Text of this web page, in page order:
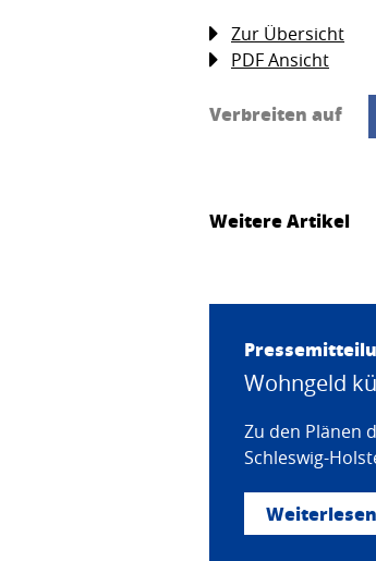
Zur Übersicht
PDF Ansicht
Verbreiten auf
Weitere Artikel
Wohngeld
Zu den Plänen
Schleswig-
Weiterlesen